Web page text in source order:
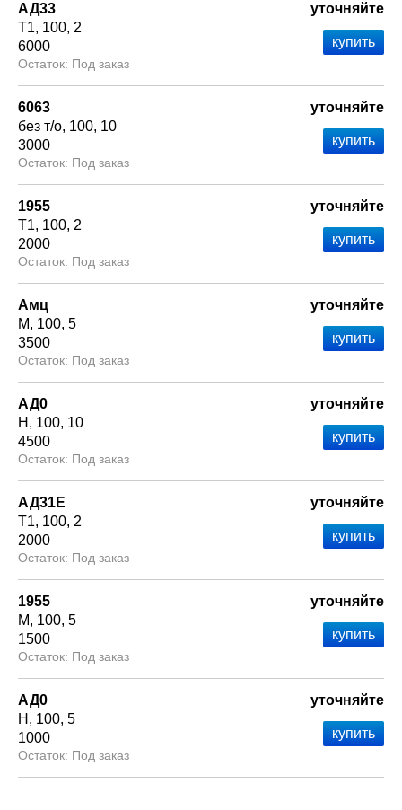
АД33
Т1 100 2
6000
Под заказ
уточняйте
6063
без т/о 100 10
3000
Под заказ
уточняйте
1955
Т1 100 2
2000
Под заказ
уточняйте
Амц
М
100 5
3500
Под заказ
уточняйте
АД0
Н
100 10
4500
Под заказ
уточняйте
АД31Е
Т1 100 2
2000
Под заказ
уточняйте
1955
М
100 5
1500
Под заказ
уточняйте
АД0
Н
100 5
1000
Под заказ
уточняйте